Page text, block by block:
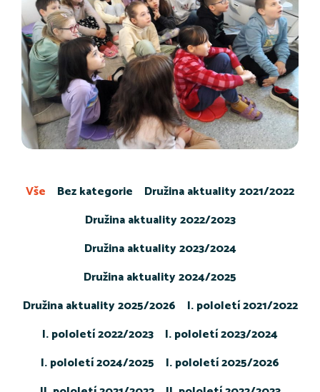
Bez kategorie
Družina aktuality 2021/2022
Družina aktuality 2022/2023
Družina aktuality 2023/2024
Družina aktuality 2024/2025
Družina aktuality 2025/2026
I. pololetí 2021/2022
I. pololetí 2022/2023
I. pololetí 2023/2024
I. pololetí 2024/2025
I. pololetí 2025/2026
Vše